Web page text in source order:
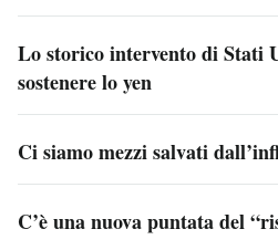
Lo storico intervento di Stati
sostenere lo yen
Ci siamo mezzi salvati
C’è una nuova puntata del